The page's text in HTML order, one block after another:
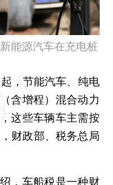
能源汽车在充电桩
，节能汽车、纯电
含增程）混合动力
这些车辆车主需按
财政部、税务总局
，车船税是一种财